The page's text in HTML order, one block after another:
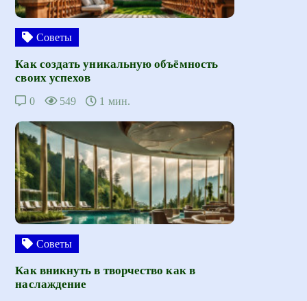
Советы
Как создать уникальную объёмность
своих успехов
0 549 1 мин.
Советы
Как вникнуть в творчество как в
наслаждение